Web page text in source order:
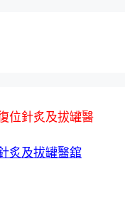
位針炙及拔罐醫
炙及拔罐醫舘